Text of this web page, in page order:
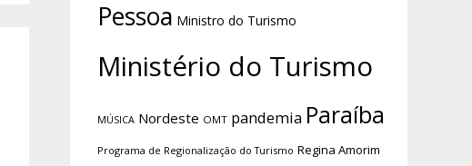
Pessoa Ministro do Turismo
Ministério do Turismo
MÚSICA Nordeste OMT pandemia Paraíba
Programa de Regionalização do Turismo Regina Amorim